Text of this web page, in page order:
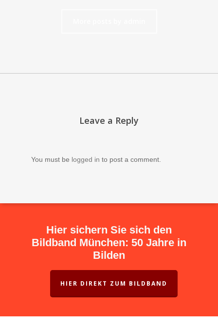
Leave a Reply
You must be logged in to post a comment.
Hier sichern Sie sich den
Bildband München: 50 Jahre in
Bilden
HIER DIREKT ZUM BILDBAND